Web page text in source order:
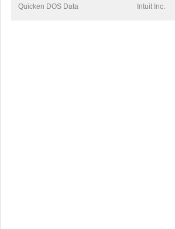
Quicken DOS Data Intuit Inc.